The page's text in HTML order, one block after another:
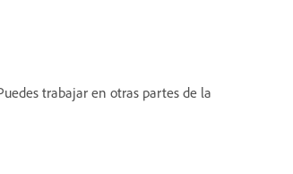
trabajar en otras partes de la